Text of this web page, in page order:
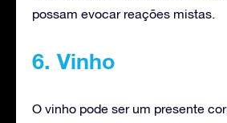
possam evocar reações mistas.
6. Vinho
O vinho pode ser um presente